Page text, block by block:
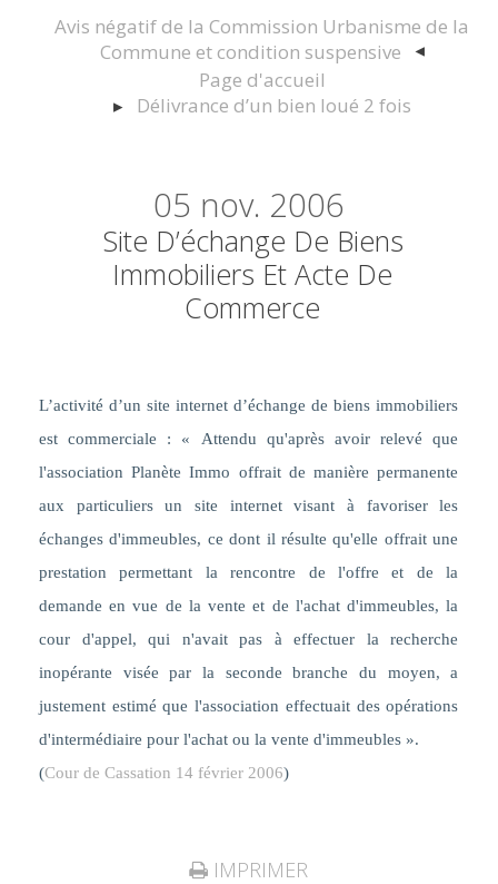
Avis négatif de la Commission Urbanisme de la
Commune et condition suspensive
Page d'accueil
Délivrance d’un bien loué 2 fois
05 nov. 2006
Site D’échange De Biens
Immobiliers Et Acte De
Commerce
L’activité d’un site internet d’échange de biens immobiliers
est commerciale : « Attendu qu'après avoir relevé que
l'association Planète Immo offrait de manière permanente
aux particuliers un site internet visant à favoriser les
échanges d'immeubles, ce dont il résulte qu'elle offrait une
prestation permettant la rencontre de l'offre et de la
demande en vue de la vente et de l'achat d'immeubles, la
cour d'appel, qui n'avait pas à effectuer la recherche
inopérante visée par la seconde branche du moyen, a
justement estimé que l'association effectuait des opérations
d'intermédiaire pour l'achat ou la vente d'immeubles ».
(Cour de Cassation 14 février 2006)
IMPRIMER